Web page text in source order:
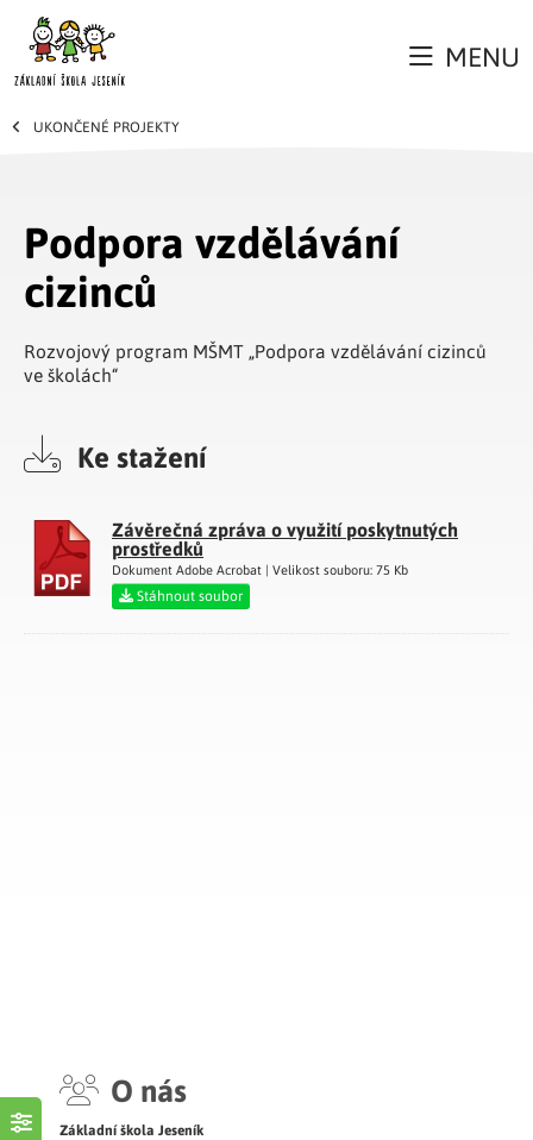
MENU
UKONČENÉ PROJEKTY
Podpora vzdělávání
cizinců
Rozvojový program MŠMT „Podpora vzdělávání cizinců
ve školách“
Ke stažení
Závěrečná zpráva o využití poskytnutých
prostředků
Dokument Adobe Acrobat | Velikost souboru: 75 Kb
Stáhnout soubor
O nás
Základní škola Jeseník